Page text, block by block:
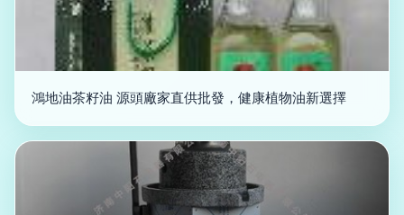
鴻地油茶籽油 源頭廠家直供批發，健康植物油新選擇